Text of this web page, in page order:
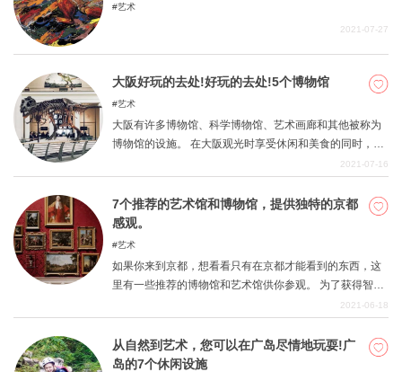
艺术
2021-07-27
大阪好玩的去处!好玩的去处!5个博物馆
艺术
大阪有许多博物馆、科学博物馆、艺术画廊和其他被称为
博物馆的设施。 在大阪观光时享受休闲和美食的同时，为
什么不在博物馆里多了解一些知识呢？在这里，我们介绍
验乐趣的科学馆，以及其他儿童和成人都可以轻松参观的
设施。
2021-07-16
7个推荐的艺术馆和博物馆，提供独特的京都
感观。
艺术
如果你来到京都，想看看只有在京都才能看到的东西，这
里有一些推荐的博物馆和艺术馆供你参观。 为了获得智力
上的满足和提高敏感度，建议使用更多极客的东西。 带着
所收获。 这篇文章收集了所有纳入这种智力欲望和不寻常
物体的地方。
2021-06-18
从自然到艺术，您可以在广岛尽情地玩耍!广
岛的7个休闲设施